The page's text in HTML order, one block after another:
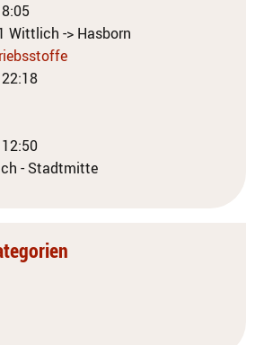
8:05
Wittlich -> Hasborn
22:18
12:50
- Stadtmitte